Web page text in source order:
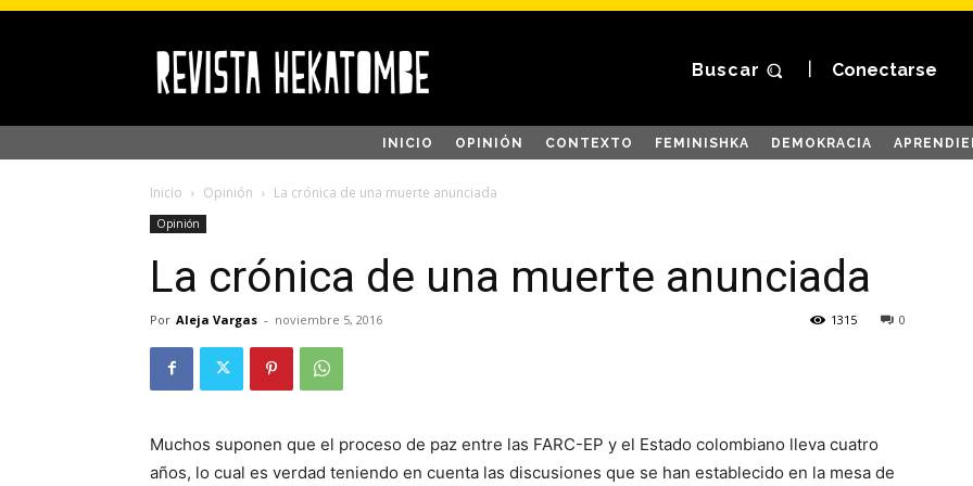
Buscar Conectarse
INICIO OPINIÓN CONTEXTO FEMINISHKA DEMOKRACIA
Inicio Opinión La crónica de una muerte anunciada
Opinión
La crónica de una muerte anunciada
Por Aleja Vargas - noviembre 5, 2016 0
1315
Muchos suponen que el proceso de paz entre las FARC-EP y el Estado colombiano lleva cuatro
años, lo cual es verdad teniendo en cuenta las discusiones que se han establecido en la mesa de